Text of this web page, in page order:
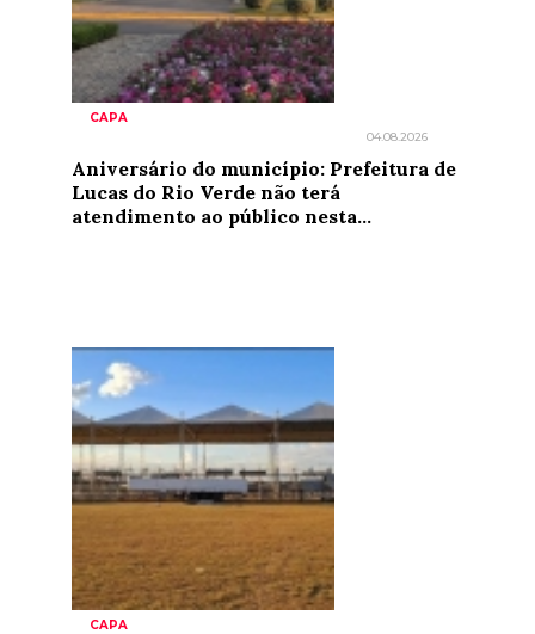
CAPA
04.08.2026
Aniversário do município: Prefeitura de
Lucas do Rio Verde não terá
atendimento ao público nesta...
CAPA